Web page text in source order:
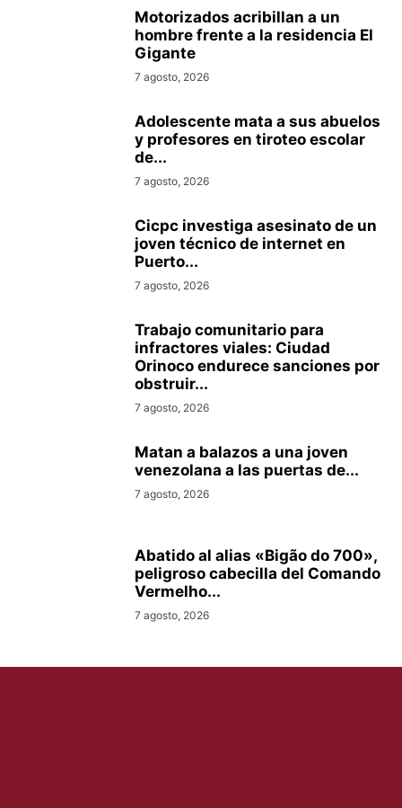
Motorizados acribillan a un
hombre frente a la residencia El
Gigante
7 agosto, 2026
Adolescente mata a sus abuelos
y profesores en tiroteo escolar
de...
7 agosto, 2026
Cicpc investiga asesinato de un
joven técnico de internet en
Puerto...
7 agosto, 2026
Trabajo comunitario para
infractores viales: Ciudad
Orinoco endurece sanciones por
obstruir...
7 agosto, 2026
Matan a balazos a una joven
venezolana a las puertas de...
7 agosto, 2026
Abatido al alias «Bigão do 700»,
peligroso cabecilla del Comando
Vermelho...
7 agosto, 2026